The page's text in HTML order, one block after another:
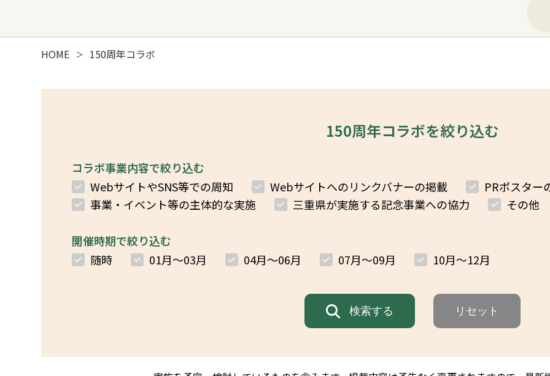
HOME ＞ 150周年コラボ
150周年コラボを絞り込む
コラボ事業内容で絞り込む
WebサイトやSNS等での周知
Webサイトへのリンクバナーの掲載
PRポスター
事業・イベント等の主体的な実施
三重県が実施する記念事業への協力 その他
開催時期で絞り込む
随時
01月～03月 04月～06月 07月～09月 10月～12月
検索する リセット